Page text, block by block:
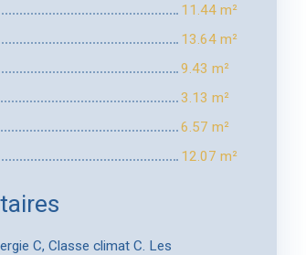
11.44 m²
13.64 m²
9.43 m²
3.13 m²
6.57 m²
12.07 m²
C, Classe climat C. Les